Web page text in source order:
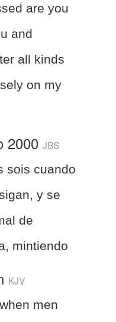
are you
and
all kinds
on my
2000 JBS
sois cuando
y se
de
mintiendo
KJV
men